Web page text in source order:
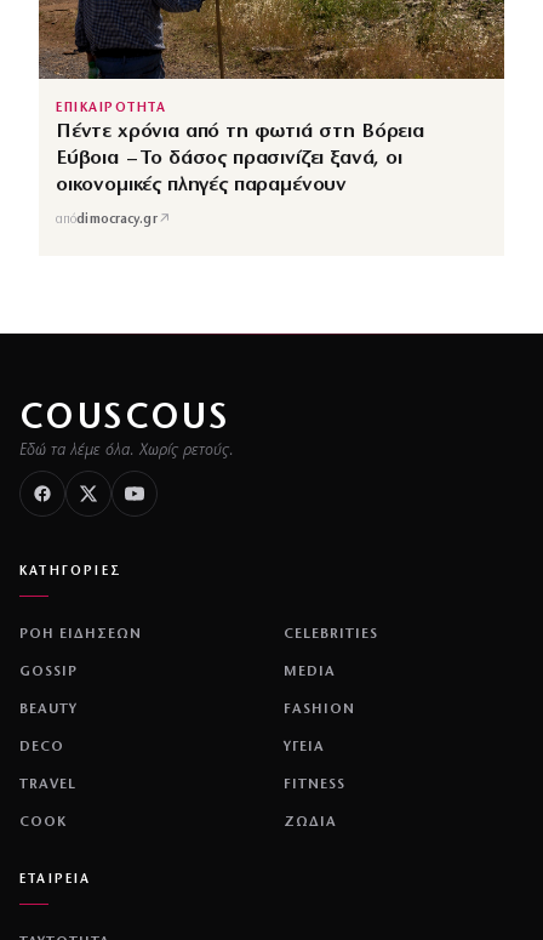
ΕΠΙΚΑΙΡΟΤΗΤΑ
Πέντε χρόνια από τη φωτιά στη Βόρεια
Εύβοια – Το δάσος πρασινίζει ξανά, οι
οικονομικές πληγές παραμένουν
απόdimocracy.gr↗
COUSCOUS
Εδώ τα λέμε όλα. Χωρίς ρετούς.
ΚΑΤΗΓΟΡΙΕΣ
ΡΟΗ ΕΙΔΗΣΕΩΝ CELEBRITIES
GOSSIP MEDIA
BEAUTY FASHION
DECO ΥΓΕΙΑ
TRAVEL FITNESS
COOK ΖΩΔΙΑ
ΕΤΑΙΡΕΙΑ